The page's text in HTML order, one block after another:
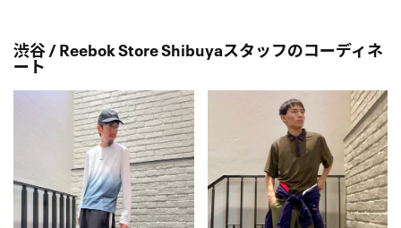
渋谷 / Reebok Store Shibuyaスタッフのコーディネ
ート